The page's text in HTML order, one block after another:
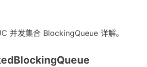
并发集合 BlockingQueue 详解。